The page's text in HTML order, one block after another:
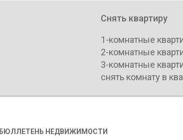
Снять квартиру
1-комнатные
2-комнатные
3-комнатные
снять комнату в
БЮЛЛЕТЕНЬ НЕДВИЖИМОСТИ